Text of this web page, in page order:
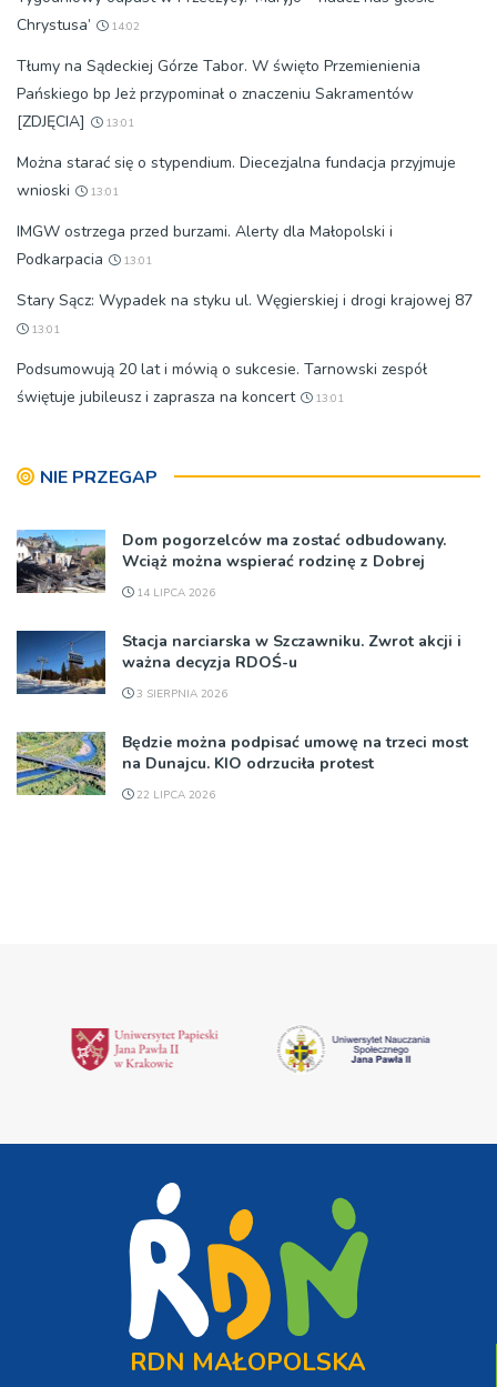
Chrystusa’
14:02
Tłumy na Sądeckiej Górze Tabor. W święto Przemienienia
Pańskiego bp Jeż przypominał o znaczeniu Sakramentów
[ZDJĘCIA]
13:01
Można starać się o stypendium. Diecezjalna fundacja przyjmuje
wnioski
13:01
IMGW ostrzega przed burzami. Alerty dla Małopolski i
Podkarpacia
13:01
Stary Sącz: Wypadek na styku ul. Węgierskiej i drogi krajowej 87
13:01
Podsumowują 20 lat i mówią o sukcesie. Tarnowski zespół
świętuje jubileusz i zaprasza na koncert
13:01
NIE PRZEGAP
Dom pogorzelców ma zostać odbudowany.
Wciąż można wspierać rodzinę z Dobrej
14 LIPCA 2026
Stacja narciarska w Szczawniku. Zwrot akcji i
ważna decyzja RDOŚ-u
3 SIERPNIA 2026
Będzie można podpisać umowę na trzeci most
na Dunajcu. KIO odrzuciła protest
22 LIPCA 2026
RDN MAŁOPOLSKA